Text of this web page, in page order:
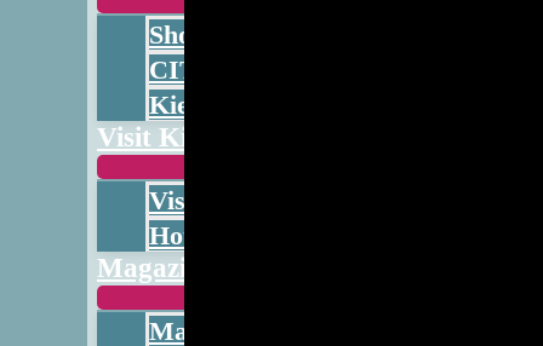
Shopping
CITTI-PARK
Kieler Innenstadt
Visit Kiel
Visit Kiel
Hotels & Unterkünfte
Magazin
Magazin